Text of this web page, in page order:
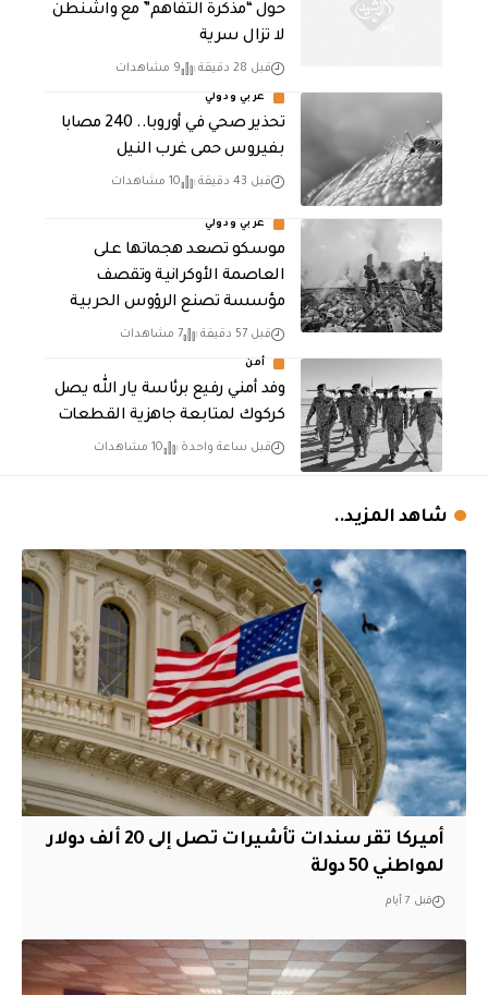
حول “مذكرة التفاهم” مع واشنطن
لا تزال سرية
قبل 28 دقيقة 9 مشاهدات
عربي ودولي
تحذير صحي في أوروبا.. 240 مصابا
بفيروس حمى غرب النيل
قبل 43 دقيقة 10 مشاهدات
عربي ودولي
موسكو تصعد هجماتها على
العاصمة الأوكرانية وتقصف
مؤسسة تصنع الرؤوس الحربية
قبل 57 دقيقة 7 مشاهدات
أمن
وفد أمني رفيع برئاسة يار الله يصل
كركوك لمتابعة جاهزية القطعات
قبل ساعة واحدة 10 مشاهدات
شاهد المزيد..
أميركا تقر سندات تأشيرات تصل إلى 20 ألف دولار
لمواطني 50 دولة
قبل 7 أيام